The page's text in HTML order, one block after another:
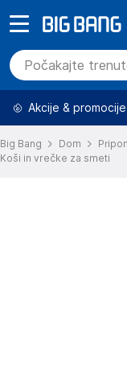
Akcije & promocije
Big Bang Dom
Koši in vrečke za smeti